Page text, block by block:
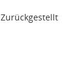
Zurückgestellt